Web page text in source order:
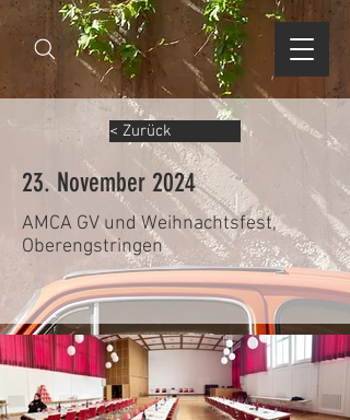
< Zurück
23. November 2024
AMCA GV und Weihnachtsfest,
Oberengstringen